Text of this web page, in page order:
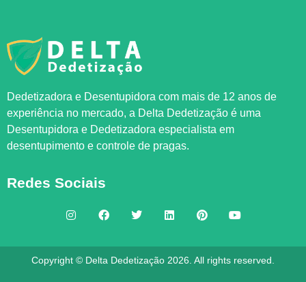
Dedetizadora e Desentupidora com mais de 12 anos de
experiência no mercado, a Delta Dedetização é uma
Desentupidora e Dedetizadora especialista em
desentupimento e controle de pragas.
Redes Sociais
Copyright © Delta Dedetização 2026. All rights reserved.